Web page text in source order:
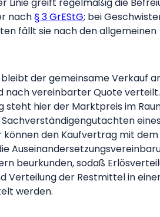
Linie greift regelmäßig die
nach§ 3 GrEStG; bei
fällt sie nach den allgemeinen
der gemeinsame Verkauf
nach vereinbarter Quote
steht hier der Marktpreis im
den Kaufvertrag mit dem
beurkunden, sodaß
Verteilung der Restmittel in
werden.